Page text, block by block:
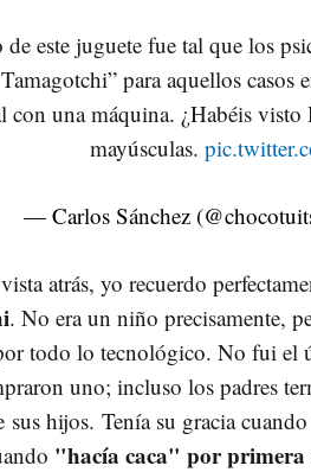
este juguete fue tal que los
para aquellos
con una máquina. ¿Habéis
mayúsculas.
— Carlos Sánchez
atrás, yo recuerdo
. No era un niño precisamente,
todo lo tecnológico. No fui el
uno; incluso los padres
sus hijos. Tenía su gracia
"hacía caca" por primera